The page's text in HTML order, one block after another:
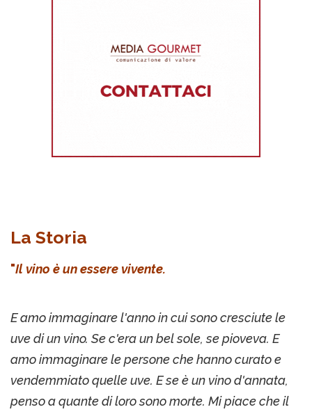
La Storia
"Il vino è un essere vivente.
E amo immaginare l'anno in cui sono cresciute le
uve di un vino. Se c'era un bel sole, se pioveva. E
amo immaginare le persone che hanno curato e
vendemmiato quelle uve. E se è un vino d'annata,
penso a quante di loro sono morte. Mi piace che il